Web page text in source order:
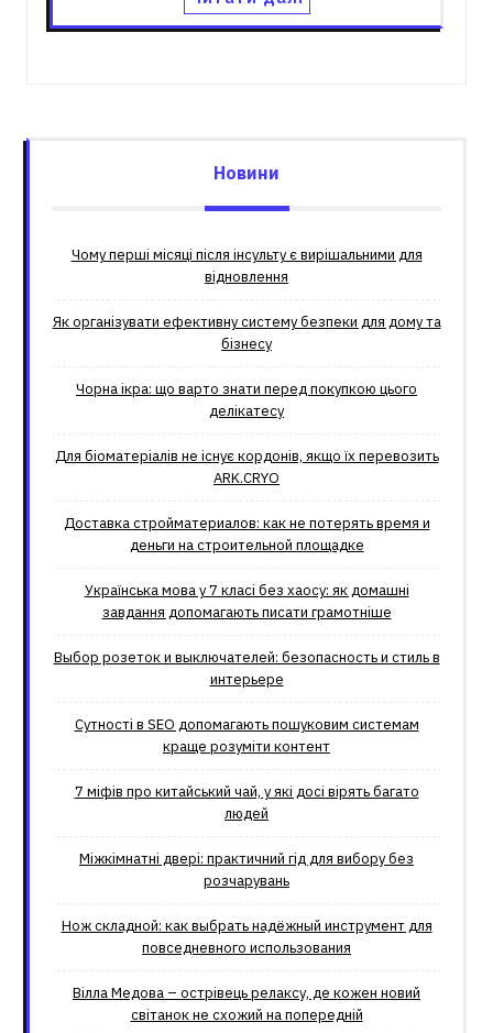
Новини
Чому перші місяці після інсульту є вирішальними для
відновлення
Як організувати ефективну систему безпеки для дому та
бізнесу
Чорна ікра: що варто знати перед покупкою цього
делікатесу
Для біоматеріалів не існує кордонів, якщо їх перевозить
ARK.CRYO
Доставка стройматериалов: как не потерять время и
деньги на строительной площадке
Українська мова у 7 класі без хаосу: як домашні
завдання допомагають писати грамотніше
Выбор розеток и выключателей: безопасность и стиль в
интерьере
Сутності в SEO допомагають пошуковим системам
краще розуміти контент
7 міфів про китайський чай, у які досі вірять багато
людей
Міжкімнатні двері: практичний гід для вибору без
розчарувань
Нож складной: как выбрать надёжный инструмент для
повседневного использования
Вілла Медова – острівець релаксу, де кожен новий
світанок не схожий на попередній